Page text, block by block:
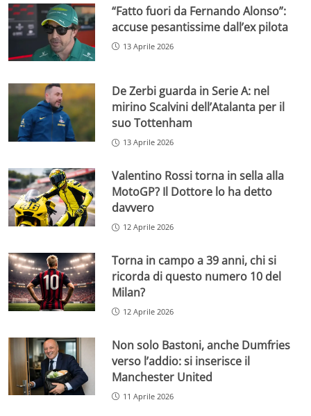
“Fatto fuori da Fernando Alonso”:
accuse pesantissime dall’ex pilota
13 Aprile 2026
De Zerbi guarda in Serie A: nel
mirino Scalvini dell’Atalanta per il
suo Tottenham
13 Aprile 2026
Valentino Rossi torna in sella alla
MotoGP? Il Dottore lo ha detto
davvero
12 Aprile 2026
Torna in campo a 39 anni, chi si
ricorda di questo numero 10 del
Milan?
12 Aprile 2026
Non solo Bastoni, anche Dumfries
verso l’addio: si inserisce il
Manchester United
11 Aprile 2026